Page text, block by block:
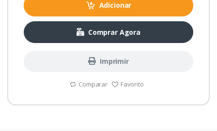
Adicionar
Comprar Agora
Imprimir
Comparar Favorito